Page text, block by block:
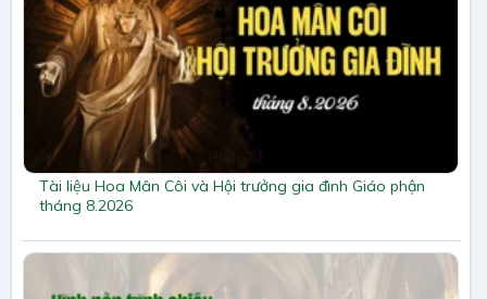
Tài liệu Hoa Mân Côi và Hội trưởng gia đình Giáo phận
tháng 8.2026